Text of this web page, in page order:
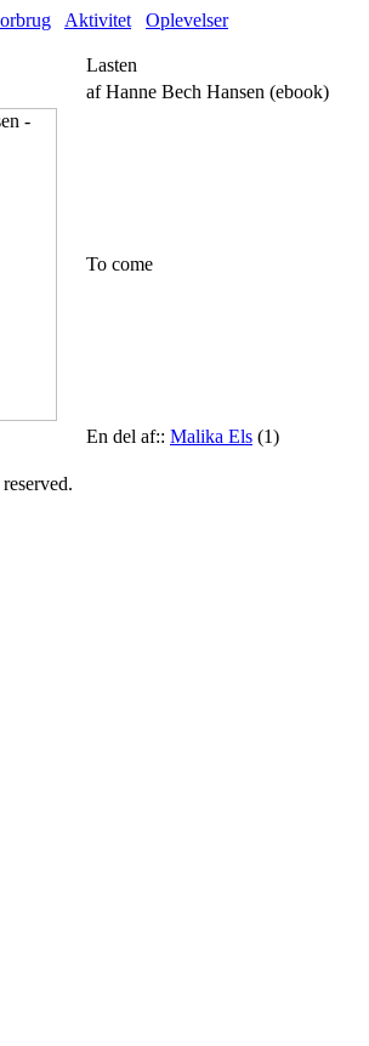
Aktivitet Oplevelser
Lasten
af Hanne Bech Hansen (ebook)
To come
En del af:: Malika Els (1)